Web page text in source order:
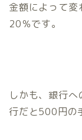
金額によって変
20％です。
しかも、銀行へ
行だと500円の